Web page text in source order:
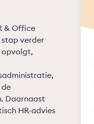
& Office
stap verder
opvolgt,
Daarnaast
HR-advies